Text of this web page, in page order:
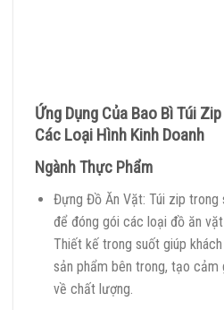
Ứng Dụng Của Bao Bì Túi
Các Loại Hình Kinh Doanh
Ngành Thực Phẩm
Đựng Đồ Ăn Vặt: Túi zip trong
để đóng gói các loại đồ ăn vặt
Thiết kế trong suốt giúp
sản phẩm bên trong, tạo cảm
về chất lượng.